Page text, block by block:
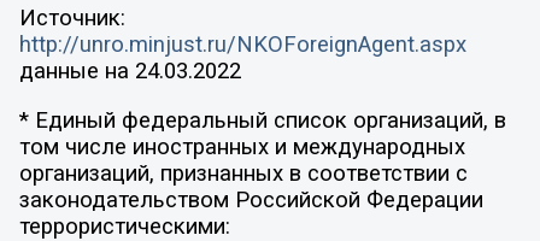
Источник:
http://unro.minjust.ru/NKOForeignAgent.aspx
данные на 24.03.2022
* Единый федеральный список организаций, в
том числе иностранных и международных
организаций, признанных в соответствии с
законодательством Российской Федерации
террористическими: